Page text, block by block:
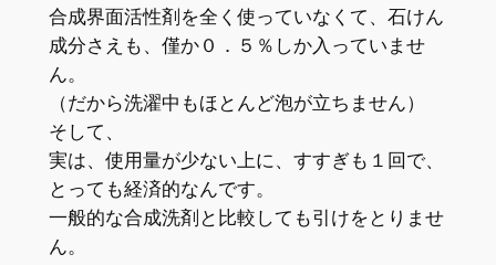
合成界面活性剤を全く使っていなくて、石けん
成分さえも、僅か０．５％しか入っていませ
ん。
（だから洗濯中もほとんど泡が立ちません）
そして、
実は、使用量が少ない上に、すすぎも１回で、
とっても経済的なんです。
一般的な合成洗剤と比較しても引けをとりませ
ん。